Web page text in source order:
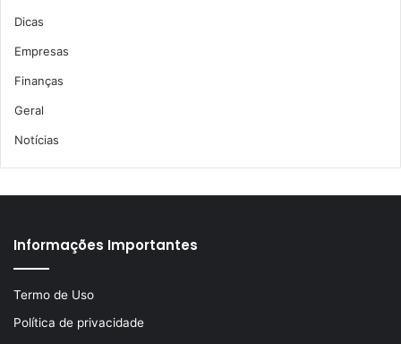
Dicas
Empresas
Finanças
Geral
Notícias
Informações Importantes
Termo de Uso
Política de privacidade